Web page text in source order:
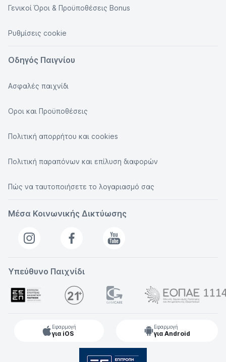
Γενικοί Όροι & Προϋποθέσεις Bonus
Ρυθμίσεις cookie
Οδηγός Παιγνίου
Ασφαλές παιχνίδι
Οροι και Προϋποθέσεις
Πολιτική απορρήτου και cookies
Πολιτική παραπόνων και επίλυση διαφορών
Πώς να ταυτοποιήσετε το λογαριασμό σας
Μέσα Κοινωνικής Δικτύωσης
Υπεύθυνο Παιχνίδι
Εφαρμογή
για iOS
Εφαρμογή
για Android